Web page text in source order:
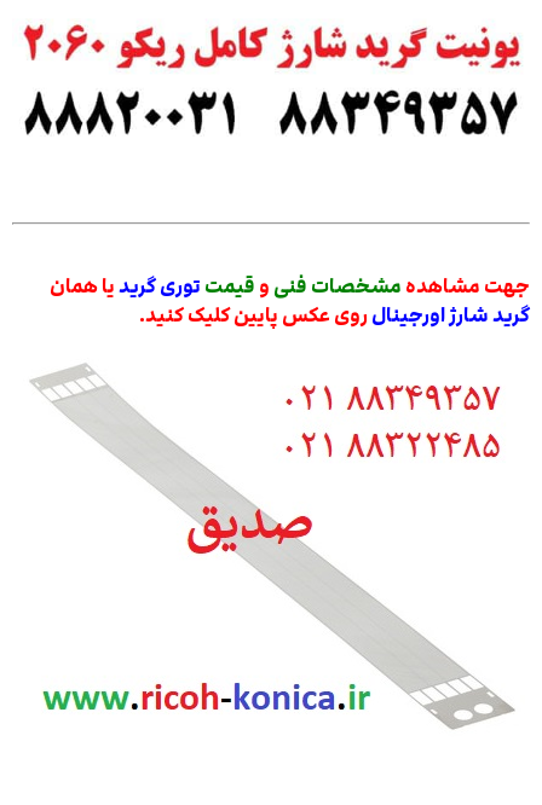
جهت مشاهده مشخصات فنی و قیمت توری گریدیاهمان
گرید شارژ اورجینال روی عکس پایین کلیک کنید.